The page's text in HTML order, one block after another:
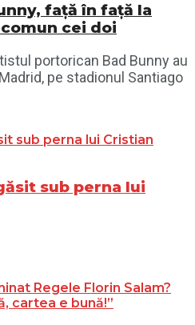
față în față la
cei doi
portorican Bad Bunny au
pe stadionul Santiago
sub perna lui